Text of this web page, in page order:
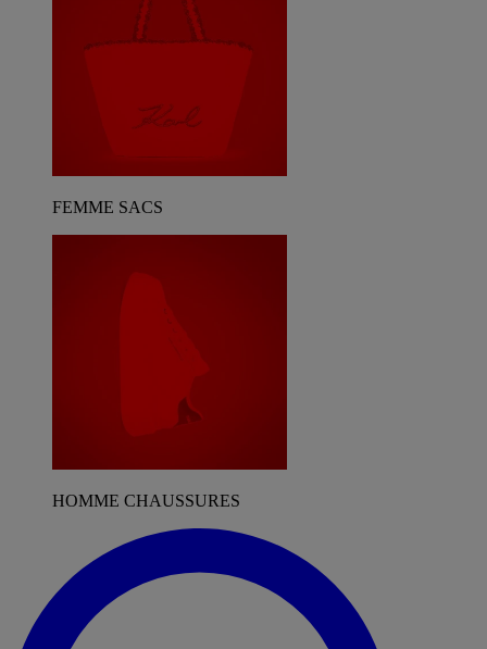
FEMME SACS
HOMME CHAUSSURES